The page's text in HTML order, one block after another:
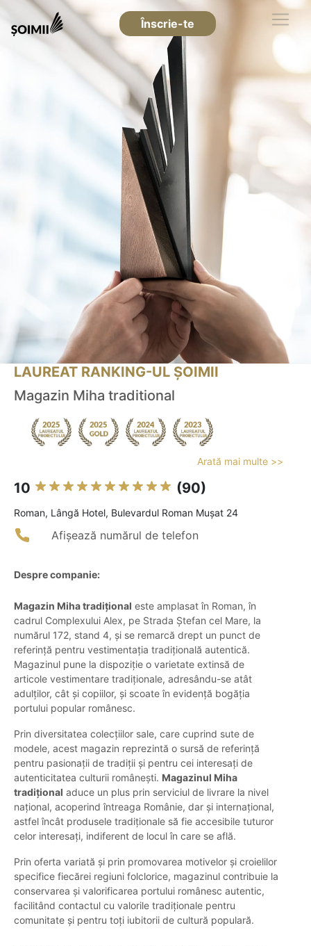
Înscrie-te
LAUREAT RANKING-UL ȘOIMII
Magazin Miha traditional
Arată mai multe >>
10 (90)
Roman, Lângă Hotel, Bulevardul Roman Mușat 24
Afișează numărul de telefon
Despre companie:
Magazin Miha tradițional este amplasat în Roman, în
cadrul Complexului Alex, pe Strada Ștefan cel Mare, la
numărul 172, stand 4, și se remarcă drept un punct de
referință pentru vestimentația tradițională autentică.
Magazinul pune la dispoziție o varietate extinsă de
articole vestimentare tradiționale, adresându-se atât
adulților, cât și copiilor, și scoate în evidență bogăția
portului popular românesc.
Prin diversitatea colecțiilor sale, care cuprind sute de
modele, acest magazin reprezintă o sursă de referință
pentru pasionații de tradiții și pentru cei interesați de
autenticitatea culturii românești. Magazinul Miha
tradițional aduce un plus prin serviciul de livrare la nivel
național, acoperind întreaga Românie, dar și internațional,
astfel încât produsele tradiționale să fie accesibile tuturor
celor interesați, indiferent de locul în care se află.
Prin oferta variată și prin promovarea motivelor și croielilor
specifice fiecărei regiuni folclorice, magazinul contribuie la
conservarea și valorificarea portului românesc autentic,
facilitând contactul cu valorile tradiționale pentru
comunitate și pentru toți iubitorii de cultură populară.